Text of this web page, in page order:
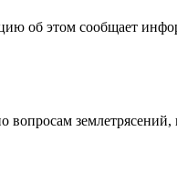
об этом сообщает
вопросам